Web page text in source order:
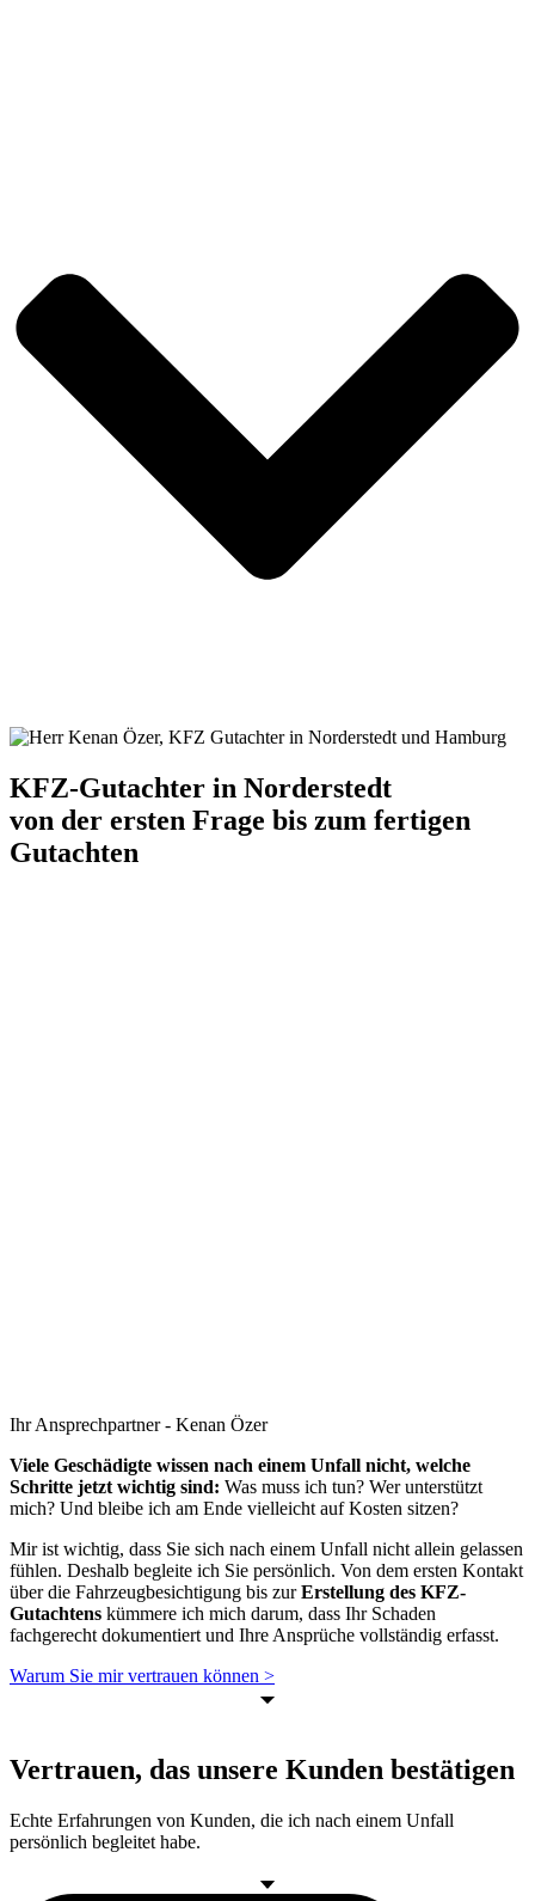
KFZ-Gutachter in Norderstedt
von der ersten Frage bis zum fertigen
Gutachten
Ihr Ansprechpartner - Kenan Özer
Viele Geschädigte wissen nach einem Unfall nicht, welche
Schritte jetzt wichtig sind: Was muss ich tun? Wer unterstützt
mich? Und bleibe ich am Ende vielleicht auf Kosten sitzen?
Mir ist wichtig, dass Sie sich nach einem Unfall nicht allein gelassen
fühlen. Deshalb begleite ich Sie persönlich. Von dem ersten Kontakt
über die Fahrzeugbesichtigung bis zurErstellung des KFZ-
Gutachtens kümmere ich mich darum, dass Ihr Schaden
fachgerecht dokumentiert und Ihre Ansprüche vollständig erfasst.
Warum Sie mir vertrauen können >
Vertrauen, das unsere Kunden bestätigen
Echte Erfahrungen von Kunden, die ich nach einem Unfall
persönlich begleitet habe.